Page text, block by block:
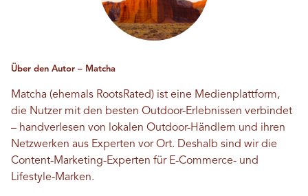
Über den Autor – Matcha
Matcha (ehemals RootsRated) ist eine Medienplattform,
die Nutzer mit den besten Outdoor-Erlebnissen verbindet
– handverlesen von lokalen Outdoor-Händlern und ihren
Netzwerken aus Experten vor Ort. Deshalb sind wir die
Content-Marketing-Experten für E-Commerce- und
Lifestyle-Marken.